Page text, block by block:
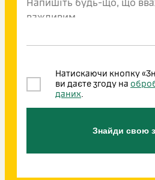
Натискаючи кнопку
ви даєте згоду на
даних.
Знайди свою